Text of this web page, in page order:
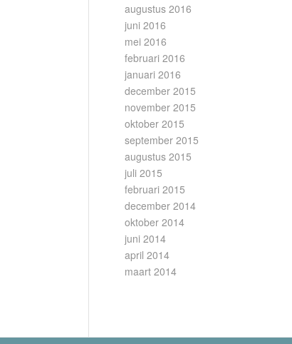
augustus 2016
juni 2016
mei 2016
februari 2016
januari 2016
december 2015
november 2015
oktober 2015
september 2015
augustus 2015
juli 2015
februari 2015
december 2014
oktober 2014
juni 2014
april 2014
maart 2014